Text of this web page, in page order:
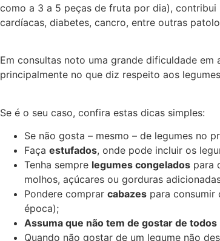
como a 3 a 5 peças de fruta por dia), contribui
cardíacas, diabetes, cancro, entre outras
Em consultas noto uma grande dificuldade em
principalmente no que diz respeito aos
Se é o seu caso, confira estas dicas simples:
Se não gosta – mesmo – de legumes no
Faça estufados, onde pode incluir os
Tenha sempre legumes congelados para
molhos, açúcares ou gorduras
Pondere comprar cabazes para consumir
época);
Assuma que não tem de gostar de todos
Quando não gostar de um legume não